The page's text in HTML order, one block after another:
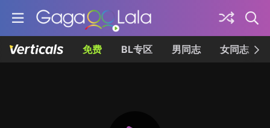
免费 BL专区 男同志 女同志